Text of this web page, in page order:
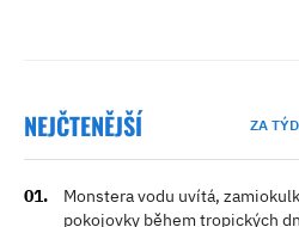
NEJČTENĚJŠÍ ZA
Monstera vodu uvítá,
pokojovky během tropických